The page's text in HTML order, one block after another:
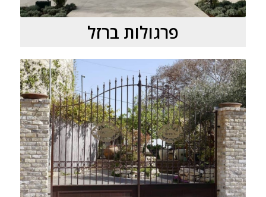
פרגולות ברזל